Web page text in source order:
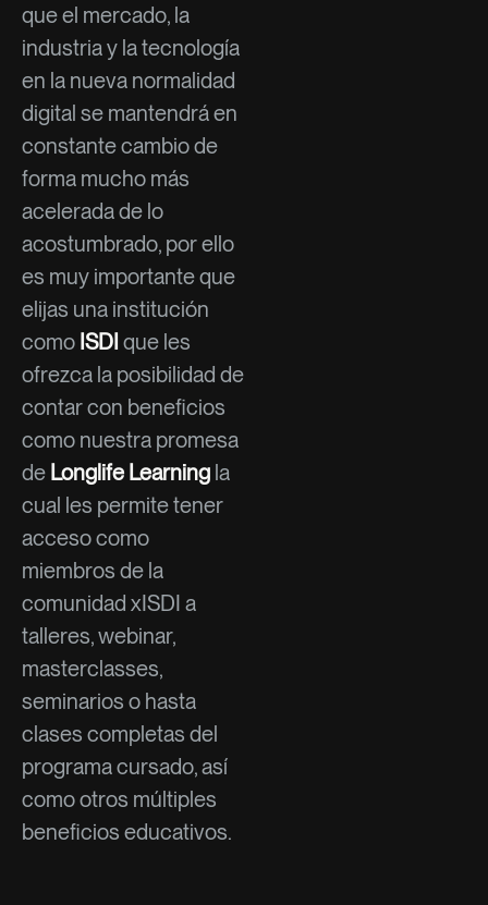
que el mercado, la
industria y la tecnología
en la nueva normalidad
digital se mantendrá en
constante cambio de
forma mucho más
acelerada de lo
acostumbrado, por ello
es muy importante que
elijas una institución
como ISDI que les
ofrezca la posibilidad de
contar con beneficios
como nuestra promesa
de Longlife Learning la
cual les permite tener
acceso como
miembros de la
comunidad xISDI a
talleres, webinar,
masterclasses,
seminarios o hasta
clases completas del
programa cursado, así
como otros múltiples
beneficios educativos.